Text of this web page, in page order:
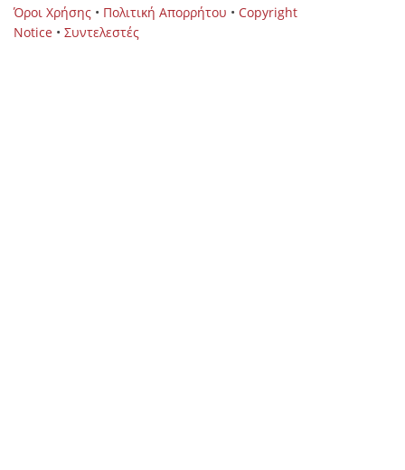
Όροι Χρήσης • Πολιτική Απορρήτου • Copyright
Notice • Συντελεστές